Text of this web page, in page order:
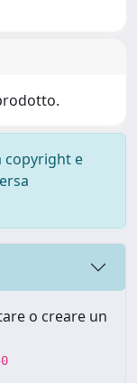
copyright e
o creare un